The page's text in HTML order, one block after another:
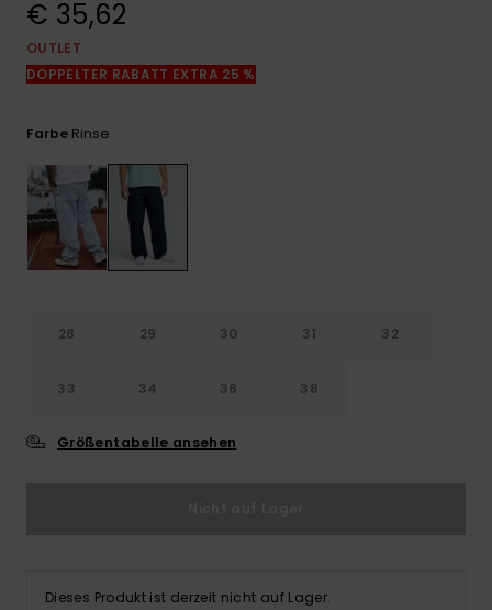
ansehen
€ 35,62
OUTLET
DOPPELTER RABATT EXTRA 25 %
Farbe Rinse
28 29 30 31 32
33 34 36 38
Größentabelle ansehen
Dieses Produkt ist derzeit nicht auf Lager.